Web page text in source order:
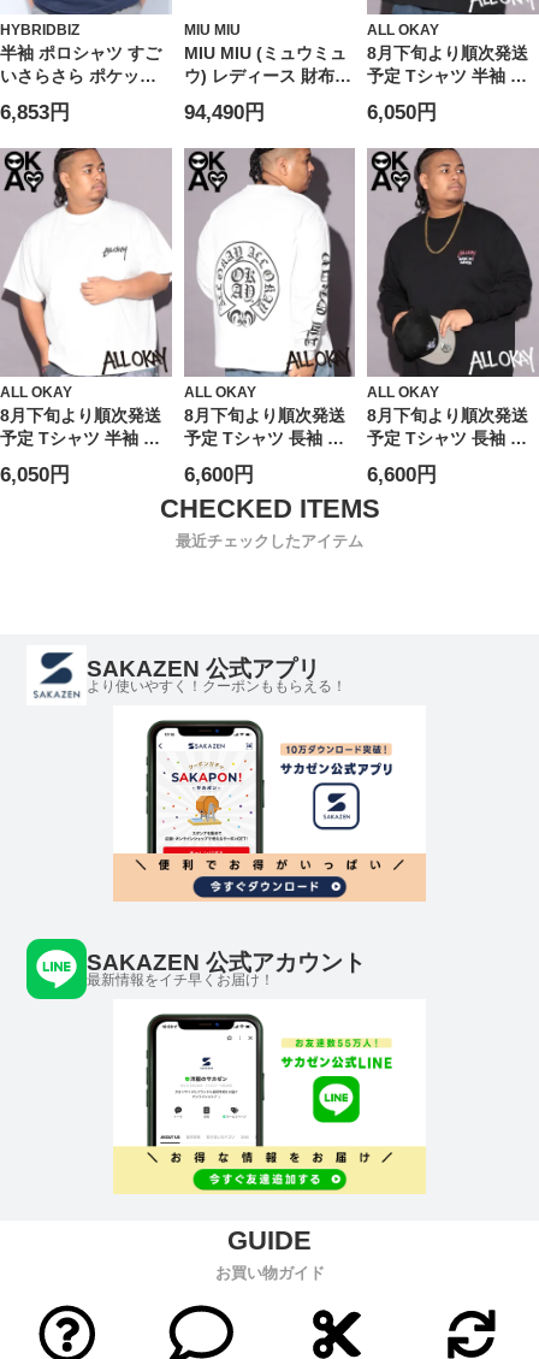
HYBRIDBIZ
半袖 ポロシャツ すご
いさらさら ポケット
トップス 無地 涼しい
春 夏 大きいサイズ メ
ンズ ビジネス
6,853円
MIU MIU
MIU MIU (ミュウミュ
ウ) レディース 財布
シワ加工 シャインレ
ザー 二つ折り ウォレ
ット
MIU5ML0502A44
94,490円
ALL OKAY
8月下旬より順次発送
予定 Tシャツ 半袖 メ
ンズ 大きいサイズ フ
ロント刺繍×バックプ
リント クルーネック
カットソー トップス
Tシャツ ストリート
カジュアル プリント
シャツ クルー コット
ン
6,050円
ALL OKAY
8月下旬より順次発送
予定 Tシャツ 半袖 メ
ンズ 大きいサイズ ワ
ンポイント刺繍×バッ
6,050円
ALL OKAY
8月下旬より順次発送
予定 Tシャツ 長袖 メ
ンズ 大きいサイズ オ
ールドイングリッシュ
ロゴ ロングスリーブ
カットソー トップス
ロンT ストリート カ
6,600円
ALL OKAY
8月下旬より順次発送
予定 Tシャツ 長袖 メ
ンズ 大きいサイズ フ
ロントロゴ×バックサ
ークルプリント ロン
6,600円
最近チェックしたアイテム
SAKAZEN 公式アプリ
より使いやすく！クーポンももらえる！
SAKAZEN 公式アカウント
最新情報をイチ早くお届け！
お買い物ガイド